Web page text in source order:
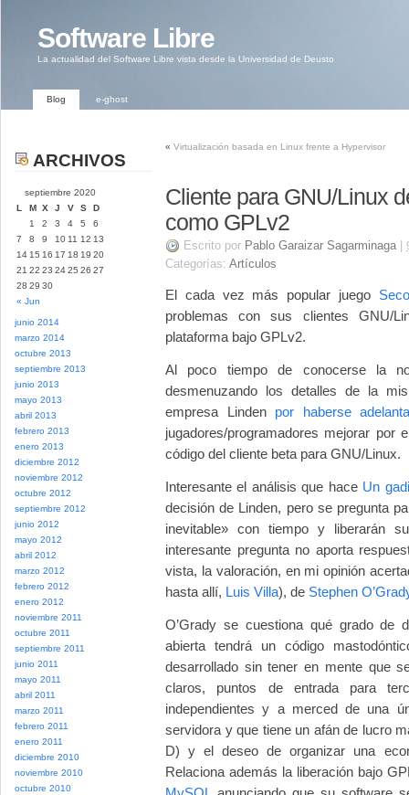
Software Libre
La actualidad del Software Libre vista desde la Universidad de Deusto
Blog e-ghost
ARCHIVOS
septiembre 2020
L
M X J V S D
« Jun
1 2 3 4 5
6
7
8 9 10 11 12 13
14 15 16 17 18 19 20
21 22 23 2425 26 27
28 29 30
junio 2014
marzo 2014
octubre 2013
septiembre 2013
junio 2013
mayo 2013
abril 2013
febrero 2013
enero 2013
diciembre 2012
noviembre 2012
octubre 2012
septiembre 2012
junio 2012
mayo 2012
abril 2012
marzo 2012
febrero 2012
enero 2012
noviembre 2011
octubre 2011
septiembre 2011
junio 2011
mayo 2011
abril 2011
marzo 2011
febrero 2011
enero 2011
diciembre 2010
noviembre 2010
octubre 2010
« Virtualización basada en Linux frente a Hypervisor
Cliente para GNU/Linux
como GPLv2
Escrito por Pablo Garaizar Sagarminaga
Categorías: Artículos
El cada vez más popular juego
problemas con sus clientes GNU/
plataforma bajo GPLv2.
Al poco tiempo de conocerse la
desmenuzando los detalles de la
empresa Linden por haberse
jugadores/programadores mejorar por
código del cliente beta para GNU/Linux.
Interesante el análisis que hace Un
decisión de Linden, pero se pregunta
inevitable» con tiempo y liberarán
interesante pregunta no aporta
vista, la valoración, en mi opinión
hasta allí, Luis Villa), de Stephen
O’Grady se cuestiona qué grado de
abierta tendrá un código
desarrollado sin tener en mente que
claros, puntos de entrada para
independientes y a merced de una
servidora y que tiene un afán de lucro
D) y el deseo de organizar una
Relaciona además la liberación bajo